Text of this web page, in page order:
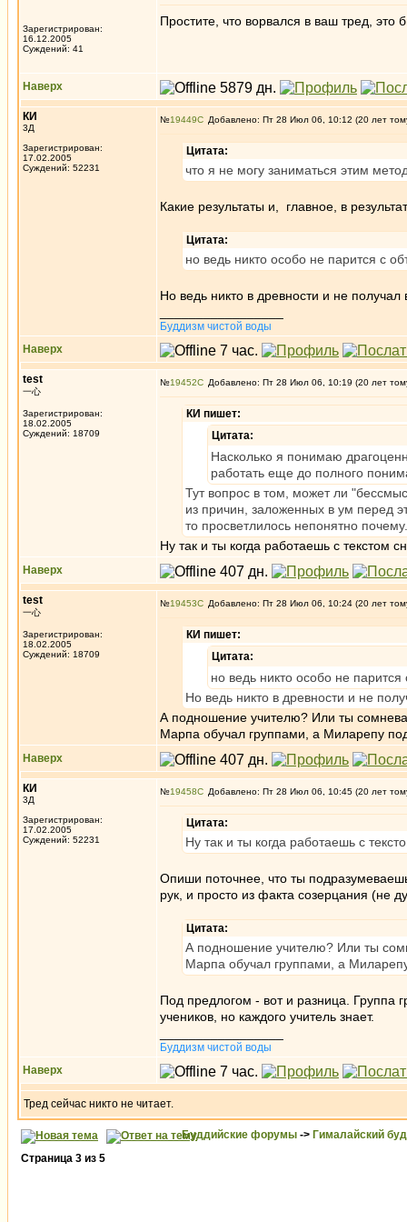
Зарегистрирован:
16.12.2005
Суждений: 41
Простите, что ворвался в ваш тред, это
Наверх
КИ
3Д
Зарегистрирован:
17.02.2005
Суждений: 52231
№19449 Добавлено: Пт 28 Июл 06, 10:12 (20 лет
Цитата:
что я не могу заниматься этим
Какие результаты и, главное, в
Цитата:
но ведь никто особо не парится с
Но ведь никто в древности и не
Буддизм чистой воды
Наверх
test
一心
Зарегистрирован:
18.02.2005
Суждений: 18709
№19452 Добавлено: Пт 28 Июл 06, 10:19 (20 лет
КИ пишет:
Цитата:
Насколько я понимаю
работать еще до полного
Тут вопрос в том, может ли
из причин, заложенных в ум перед
то просветлилось непонятно почему.
Ну так и ты когда работаешь с
Наверх
test
一心
Зарегистрирован:
18.02.2005
Суждений: 18709
№19453 Добавлено: Пт 28 Июл 06, 10:24 (20 лет
КИ пишет:
Цитата:
но ведь никто особо не
Но ведь никто в древности и не
А подношение учителю? Или ты
Марпа обучал группами, а Миларепу
Наверх
КИ
3Д
Зарегистрирован:
17.02.2005
Суждений: 52231
№19458 Добавлено: Пт 28 Июл 06, 10:45 (20 лет
Цитата:
Ну так и ты когда работаешь с
Опиши поточнее, что ты
рук, и просто из факта созерцания (не
Цитата:
А подношение учителю? Или ты
Марпа обучал группами, а
Под предлогом - вот и разница. Группа
учеников, но каждого учитель знает.
Буддизм чистой воды
Наверх
Тред сейчас никто не читает.
Буддийские форумы -> Гималайский
Страница 3 из 5